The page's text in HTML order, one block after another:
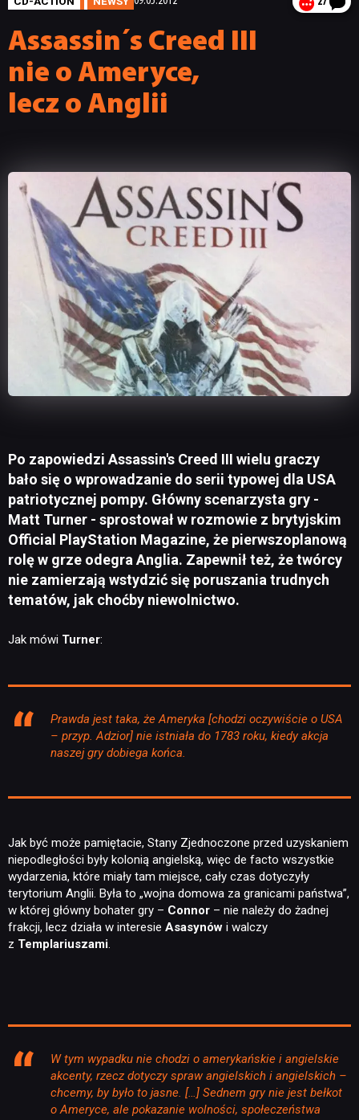
Assassin´s Creed III
nie o Ameryce,
lecz o Anglii
Po zapowiedzi Assassin's Creed III wielu graczy
bało się o wprowadzanie do serii typowej dla USA
patriotycznej pompy. Główny scenarzysta gry -
Matt Turner - sprostował w rozmowie z brytyjskim
Official PlayStation Magazine, że pierwszoplanową
rolę w grze odegra Anglia. Zapewnił też, że twórcy
nie zamierzają wstydzić się poruszania trudnych
tematów, jak choćby niewolnictwo.
Jak mówi Turner:
Prawda jest taka, że Ameryka [chodzi oczywiście o USA
– przyp. Adzior] nie istniała do 1783 roku, kiedy akcja
naszej gry dobiega końca.
Jak być może pamiętacie, Stany Zjednoczone przed uzyskaniem
niepodległości były kolonią angielską, więc de facto wszystkie
wydarzenia, które miały tam miejsce, cały czas dotyczyły
terytorium Anglii. Była to „wojna domowa za granicami państwa”,
w której główny bohater gry – Connor – nie należy do żadnej
frakcji, lecz działa w interesie Asasynów i walczy
z Templariuszami.
W tym wypadku nie chodzi o amerykańskie i angielskie
akcenty, rzecz dotyczy spraw angielskich i angielskich –
chcemy, by było to jasne. […] Sednem gry nie jest bełkot
o Ameryce, ale pokazanie wolności, społeczeństwa